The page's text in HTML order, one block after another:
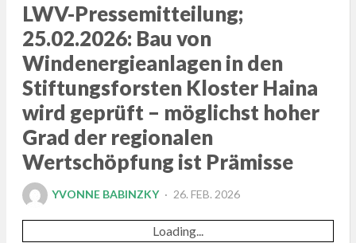
LWV-Pressemitteilung;
25.02.2026: Bau von
Windenergieanlagen in den
Stiftungsforsten Kloster Haina
wird geprüft – möglichst hoher
Grad der regionalen
Wertschöpfung ist Prämisse
YVONNE BABINZKY
POSTED
26. FEB. 2026
Loading...